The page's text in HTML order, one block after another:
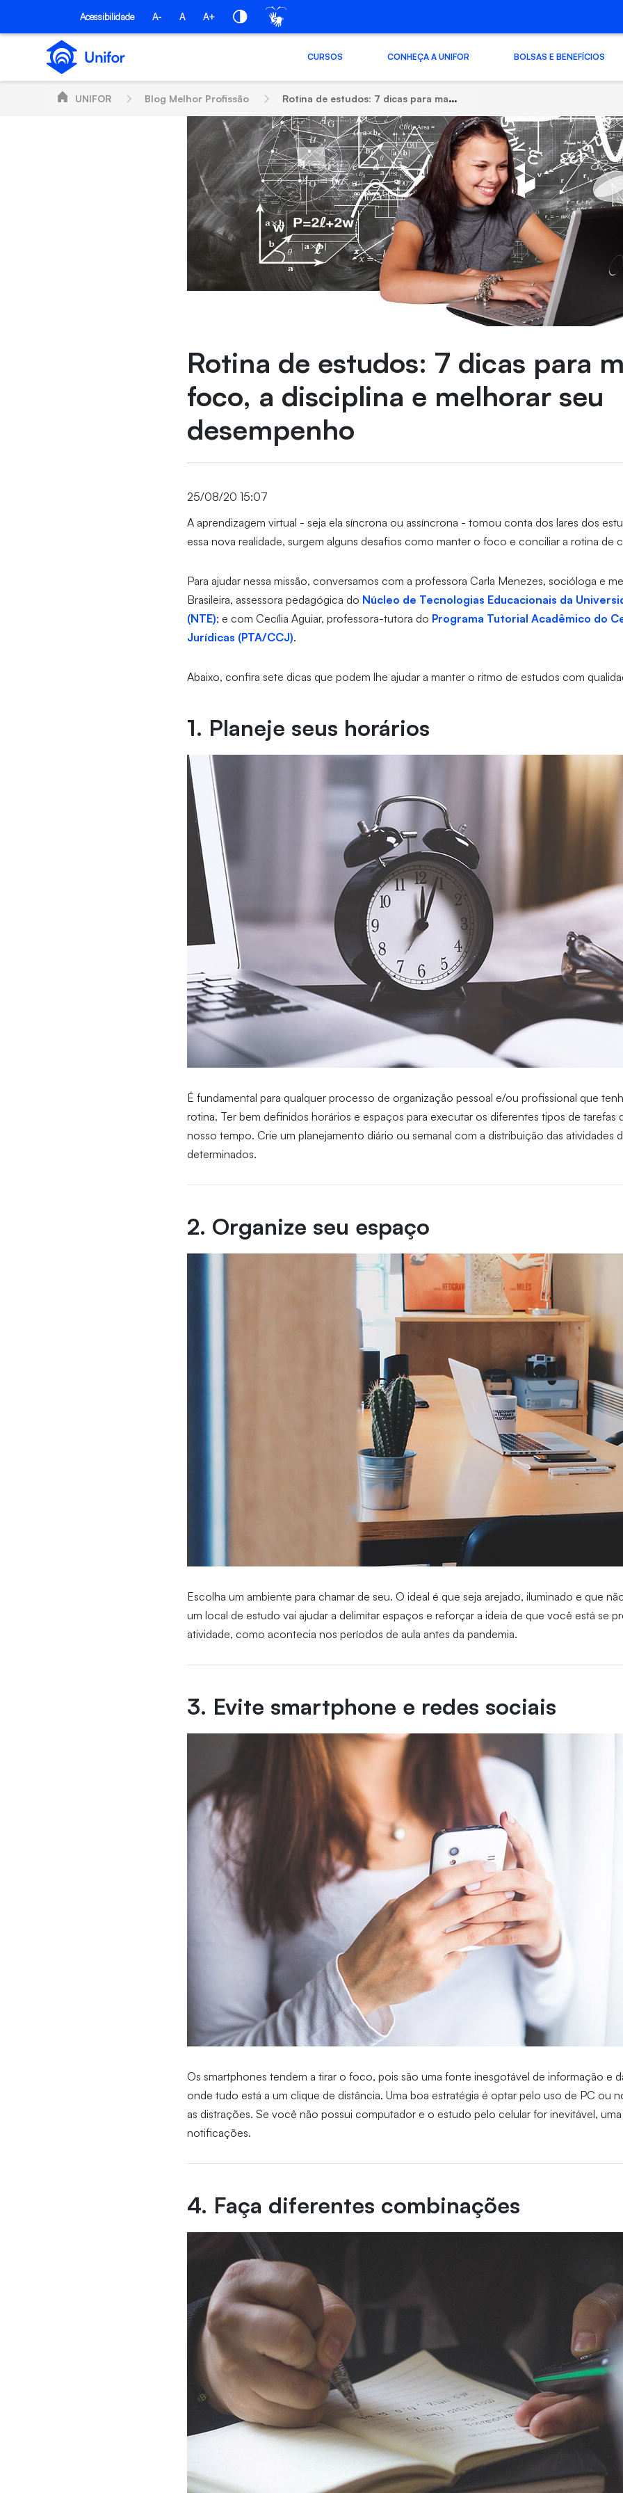
Pular para o Conteúdo principal
Acessibilidade A- A A+
CURSOS CONHEÇA A UNIFOR BOLSAS E BENEFÍCIOS
UNIFOR Blog Melhor Profissão Rotina de estudos: 7 dicas para manter o foco, a disciplina e melhorar seu desempenho
Rotina de estudos: 7 dicas para
foco, a disciplina e melhorar seu
desempenho
25/08/20 15:07
A aprendizagem virtual - seja ela síncrona ou assíncrona - tomou conta dos lares dos
essa nova realidade, surgem alguns desafios como manter o foco e conciliar a rotina de
Para ajudar nessa missão, conversamos com a professora Carla Menezes, socióloga e
Brasileira, assessora pedagógica do Núcleo de Tecnologias Educacionais da
(NTE); e com Cecília Aguiar, professora-tutora do Programa Tutorial Acadêmico do
Jurídicas (PTA/CCJ).
Abaixo, confira sete dicas que podem lhe ajudar a manter o ritmo de estudos com
1. Planeje seus horários
É fundamental para qualquer processo de organização pessoal e/ou profissional que
rotina. Ter bem definidos horários e espaços para executar os diferentes tipos de tarefas
nosso tempo. Crie um planejamento diário ou semanal com a distribuição das atividades
determinados.
2. Organize seu espaço
Escolha um ambiente para chamar de seu. O ideal é que seja arejado, iluminado e que
um local de estudo vai ajudar a delimitar espaços e reforçar a ideia de que você está se
atividade, como acontecia nos períodos de aula antes da pandemia.
3. Evite smartphone e redes sociais
Os smartphones tendem a tirar o foco, pois são uma fonte inesgotável de informação e
onde tudo está a um clique de distância. Uma boa estratégia é optar pelo uso de PC ou
as distrações. Se você não possui computador e o estudo pelo celular for inevitável, uma
notificações.
4. Faça diferentes combinações